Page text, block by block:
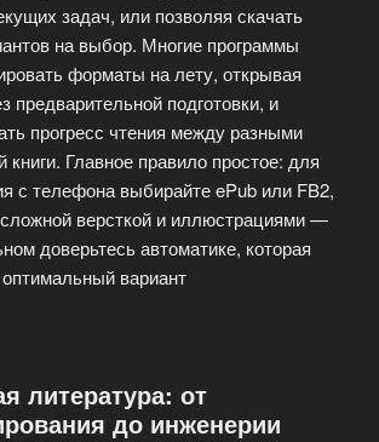
задач, или позволяя скачать
на выбор. Многие программы
форматы на лету, открывая
предварительной подготовки, и
прогресс чтения между разными
книги. Главное правило простое: для
с телефона выбирайте ePub или FB2,
версткой и иллюстрациями —
доверьтесь автоматике, которая
вариант
литература: от
до инженерии